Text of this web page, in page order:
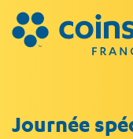
Journée